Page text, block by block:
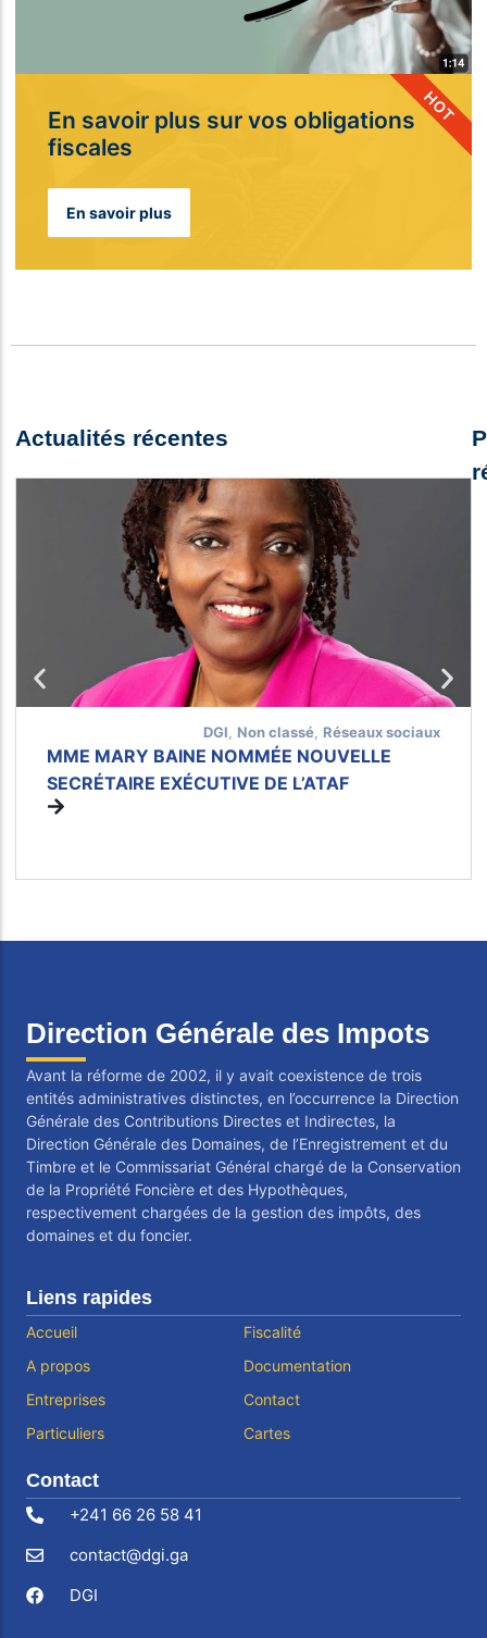
En savoir plus sur vos obligations
fiscales​
En savoir plus
HOT
Actualités récentes
DGI Non classé Réseaux sociaux
MME MARY BAINE NOMMÉE NOUVELLE
SECRÉTAIRE EXÉCUTIVE DE L’ATAF
Direction Générale des Impots
Avant la réforme de 2002, il y avait coexistence de trois
entités administratives distinctes, en l’occurrence la Direction
Générale des Contributions Directes et Indirectes, la
Direction Générale des Domaines, de l’Enregistrement et du
Timbre et le Commissariat Général chargé de la Conservation
de la Propriété Foncière et des Hypothèques,
respectivement chargées de la gestion des impôts, des
domaines et du foncier.
Liens rapides
Accueil
A propos
Entreprises
Particuliers
Fiscalité
Documentation
Contact
Cartes
Contact
+241 66 26 58 41
contact@dgi.ga
DGI